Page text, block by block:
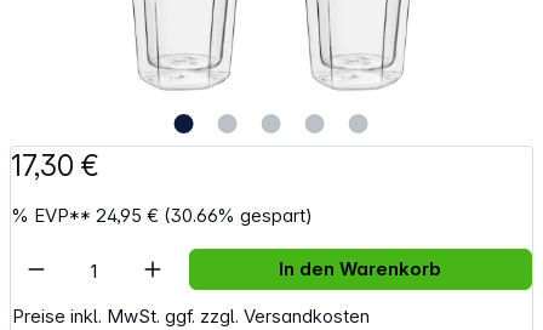
17,30 €
% EVP**24,95 € (30.66% gespart)
Preise inkl. MwSt. ggf. zzgl. Versandkosten
Artikel Anzahl: Gib den gewünschten
In den Warenkorb